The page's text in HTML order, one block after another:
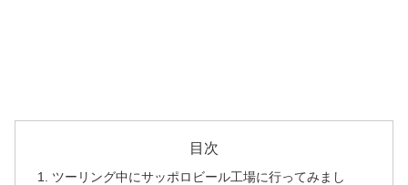
目次
ツーリング中にサッポロビール工場に行ってみまし